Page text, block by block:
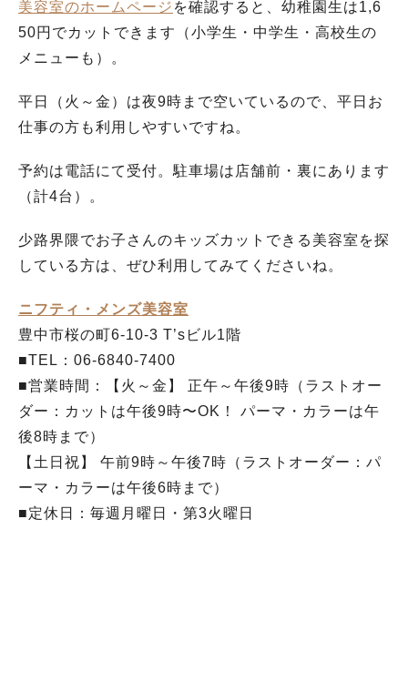
美容室のホームページ を確認すると、幼稚園生は1,6
50円でカットできます（小学生・中学生・高校生の
メニューも）。
平日（火～金）は夜9時まで空いているので、平日お
仕事の方も利用しやすいですね。
予約は電話にて受付。駐車場は店舗前・裏にあります
（計4台）。
少路界隈でお子さんのキッズカットできる美容室を探
している方は、ぜひ利用してみてくださいね。
ニフティ・メンズ美容室
豊中市桜の町6-10-3 T’sビル1階
■TEL：06-6840-7400
■営業時間：【火～金】 正午～午後9時（ラストオー
ダー：カットは午後9時〜OK！ パーマ・カラーは午
後8時まで）
【土日祝】 午前9時～午後7時（ラストオーダー：パ
ーマ・カラーは午後6時まで）
■定休日：毎週月曜日・第3火曜日